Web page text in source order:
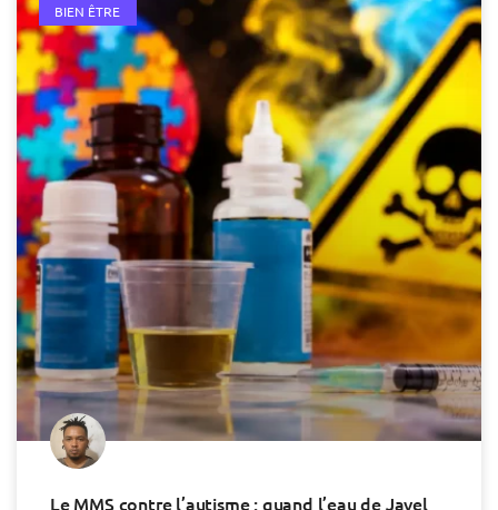
BIEN ÊTRE
Le MMS contre l’autisme : quand l’eau de Javel